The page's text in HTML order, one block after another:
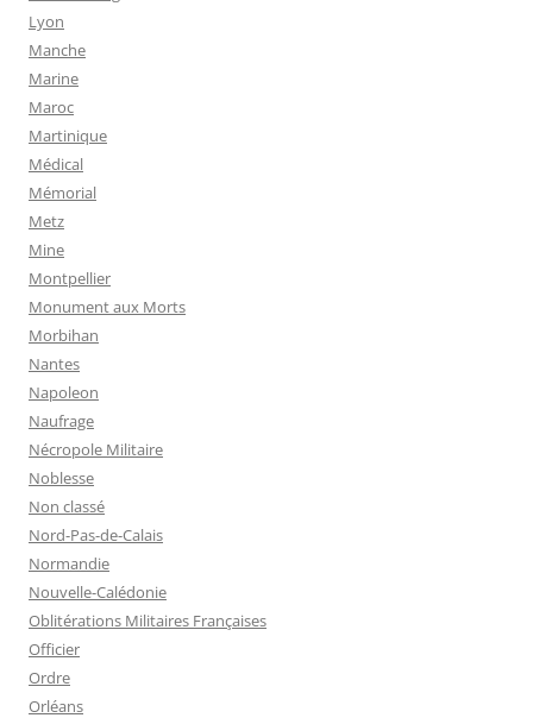
Lyon
Manche
Marine
Maroc
Martinique
Médical
Mémorial
Metz
Mine
Montpellier
Monument aux Morts
Morbihan
Nantes
Napoleon
Naufrage
Nécropole Militaire
Noblesse
Non classé
Nord-Pas-de-Calais
Normandie
Nouvelle-Calédonie
Oblitérations Militaires Françaises
Officier
Ordre
Orléans